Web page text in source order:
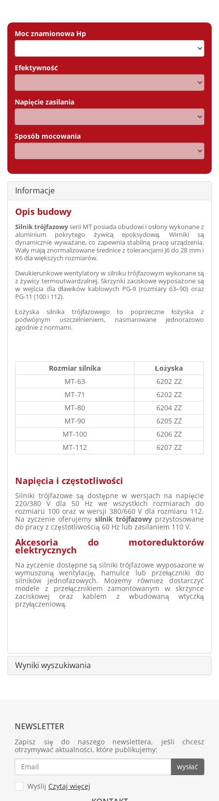
Moc znamionowa Hp
Efektywność
Napięcie zasilania
Sposób mocowania
Informacje
Opis budowy
Silnik trójfazowyserii MT posiada obudowi i osłony wykonane z
aluminium pokrytego żywicą epoksydową. Wirniki są
dynamicznie wyważane, co zapewnia stabilną pracę urządzenia.
Wały mają znormalizowane średnice z tolerancjami J6 do 28 mm i
K6 dla większych rozmiarów.
Dwukierunkowe wentylatory w silniku trójfazowym wykonane są
z żywicy termoutwardzalnej. Skrzynki zaciskowe wyposażone są
w wejścia dla dławików kablowych PG-9 (rozmiary 63–90) oraz
PG-11 (100 i 112).
Łożyska silnika trójfazowego to poprzeczne łożyska z
podwójnym uszczelnieniem, nasmarowane jednorazowo
zgodnie z normami.
Rozmiar silnika
Łożyska
MT-63
6202 ZZ
MT-71
6202 ZZ
MT-80
6204 ZZ
MT-90
6205 ZZ
MT-100
6206 ZZ
MT-112
6207 ZZ
Napięcia i częstotliwości
Silniki trójfazowe są dostępne w wersjach na napięcie
220/380 V dla 50 Hz we wszystkich rozmiarach do
rozmiaru 100 oraz w wersji 380/660 V dla rozmiaru 112.
Na życzenie oferujemy silnik trójfazowyprzystosowane
do pracy z częstotliwością 60 Hz lub zasilaniem 110 V.
Akcesoria do motoreduktorów
elektrycznych
Na życzenie dostępne są silniki trójfazowe wyposażone w
wymuszoną wentylację, hamulce lub przełączniki do
silników jednofazowych. Możemy również dostarczyć
modele z przełącznikiem zamontowanym w skrzynce
zaciskowej oraz kablem z wbudowaną wtyczką
przyłączeniową.
Wyniki wyszukiwania
NEWSLETTER
Zapisz się do naszego newslettera, jeśli chcesz
otrzymywać aktualności, które publikujemy:
wysłać
Wyślij Czytaj więcej